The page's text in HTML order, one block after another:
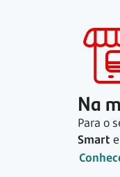
Na
Para o
Smart